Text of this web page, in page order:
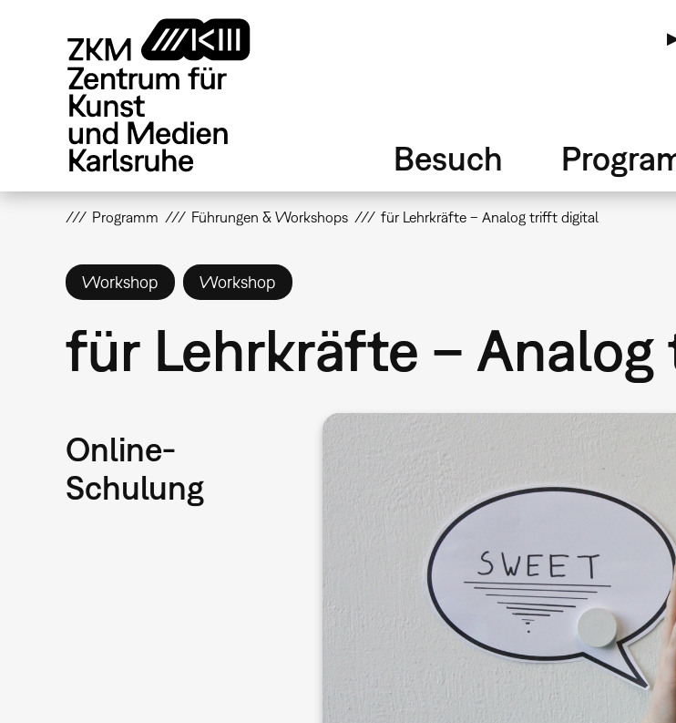
Besuch
Programm Führungen & Workshops für Lehrkräfte – Analog trifft digital
Workshop Workshop
für Lehrkräfte –
Online-
Schulung